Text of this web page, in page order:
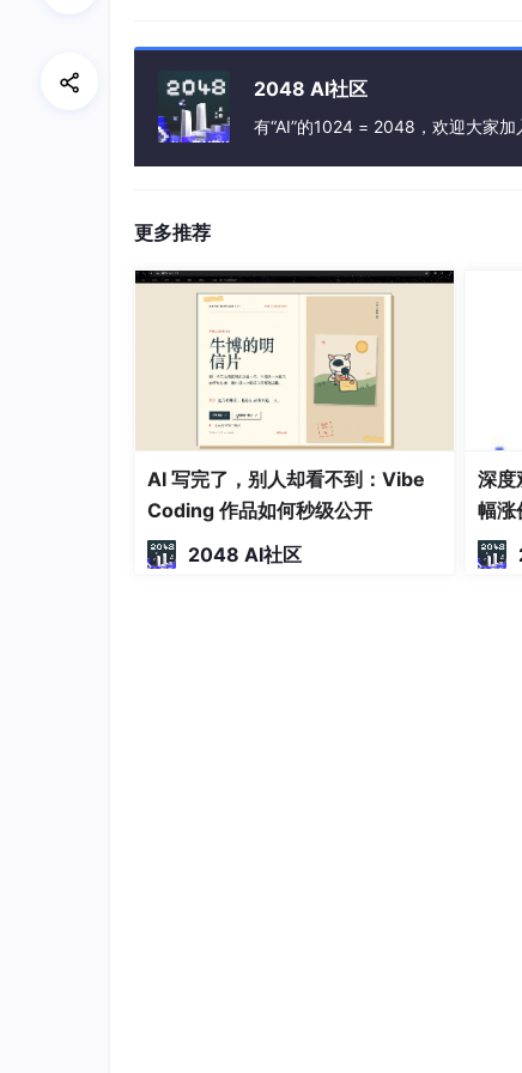
项目权限：初始化命令需要在具有写
常见安装问题
npm config set registry https:
安装完成后，可通过 openspec
OpenSpec 使用整体流程
创建 proposal：根据需求生成完整
后会在
openspec
下生
文件。
应用 proposal ：定义好 spec 之后
和任务清单，指导后续开发步骤。
归档 proposal
：实现完成后对
2048 AI社区
有“AI”的1024 = 2048，欢迎大家
更多推荐
AI 写完了，别人却看不到：Vibe
Coding 作品如何秒级公开
2048 AI社区
深度
幅涨